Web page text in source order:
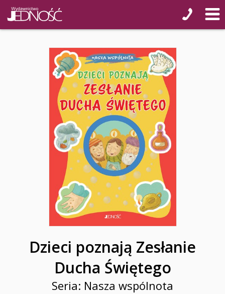
Dzieci poznają Zesłanie
Ducha Świętego
Seria: Nasza wspólnota